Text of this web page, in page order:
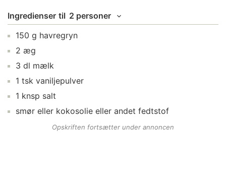
Ingredienser til 2 personer
150 g havregryn
2 æg
3 dl mælk
1 tsk vaniljepulver
1 knsp salt
smør eller kokosolie eller andet fedtstof
Opskriften fortsætter under annoncen